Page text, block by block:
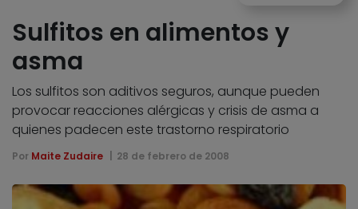
Sulfitos en alimentos y
asma
Los sulfitos son aditivos seguros, aunque pueden
provocar reacciones alérgicas y crisis de asma a
quienes padecen este trastorno respiratorio
Por Maite Zudaire 28 de febrero de 2008